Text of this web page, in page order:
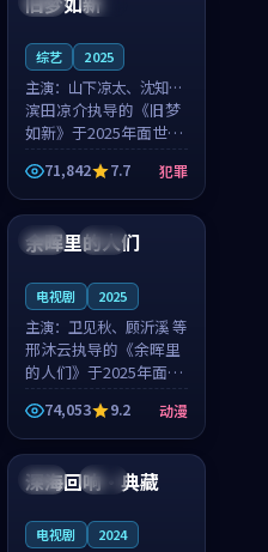
山田纯一的叙事节奏
综艺 2025
主演： 山下凉太、沈知韵
等
滨田凉介执导的《旧梦
如新》于2025年面世，
中国台湾的城市气质与
异国相遇的人物心境共
同构筑了影片基调。山
下凉太、沈知韵用细腻
的表演撑起整部犯罪
71,842 7.7 犯罪
泰国 完结
余晖里的人们
电视剧 2025
主演： 卫见秋、顾沂溪 等
邢沐云执导的《余晖里
的人们》于2025年面
世，泰国的城市气质与
小镇生活的人物心境共
同构筑了影片基调。卫
见秋、顾沂溪用细腻的
表演撑起整部动漫电
74,053 9.2 动漫
英国 院线
深海回响·典藏
电视剧 2024